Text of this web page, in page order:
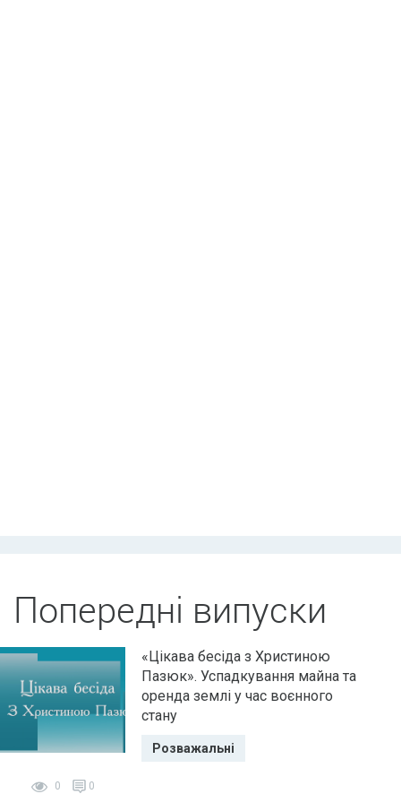
Попередні випуски
0 0
«Цікава бесіда з Христиною
Пазюк». Успадкування майна та
оренда землі у час воєнного
стану
Розважальні